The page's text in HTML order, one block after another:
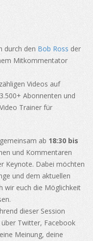
durch den Bob Ross der
Mitkommentator
Videos auf
Abonnenten und
Trainer für
ab 18:30 bis
und Kommentaren
Keynote. Dabei möchten
und dem aktuellen
wir euch die Möglichkeit
dieser Session
Twitter, Facebook
Meinung, deine